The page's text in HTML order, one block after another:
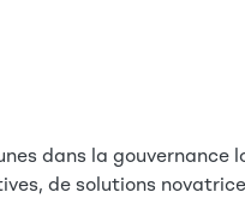
dans la gouvernance
de solutions